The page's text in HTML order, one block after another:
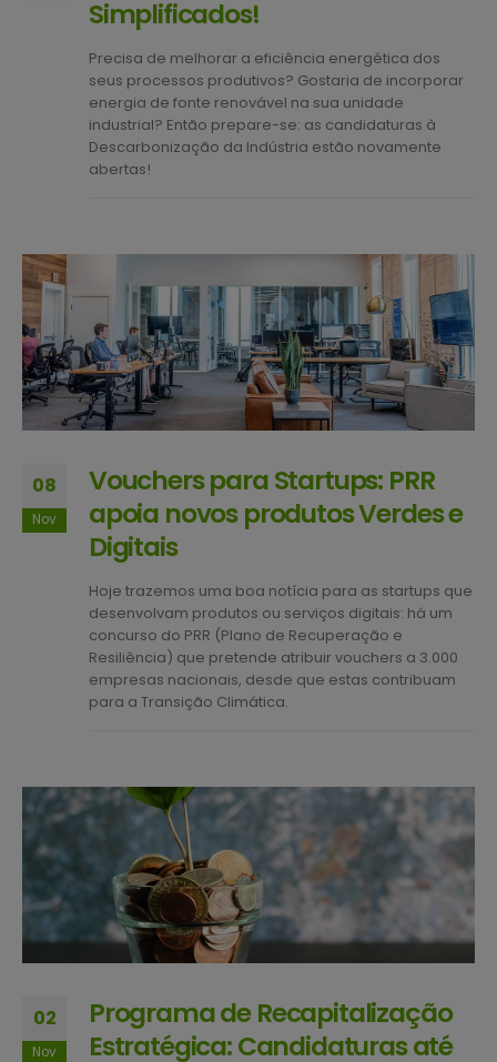
Simplificados!
Precisa de melhorar a eficiência energética dos
seus processos produtivos? Gostaria de incorporar
energia de fonte renovável na sua unidade
industrial? Então prepare-se: as candidaturas à
Descarbonização da Indústria estão novamente
abertas!
08
Nov
Vouchers para Startups: PRR
apoia novos produtos Verdes e
Digitais
Hoje trazemos uma boa notícia para as startups que
desenvolvam produtos ou serviços digitais: há um
concurso do PRR (Plano de Recuperação e
Resiliência) que pretende atribuir vouchers a 3.000
empresas nacionais, desde que estas contribuam
para a Transição Climática.
02
Nov
Programa de Recapitalização
Estratégica: Candidaturas até